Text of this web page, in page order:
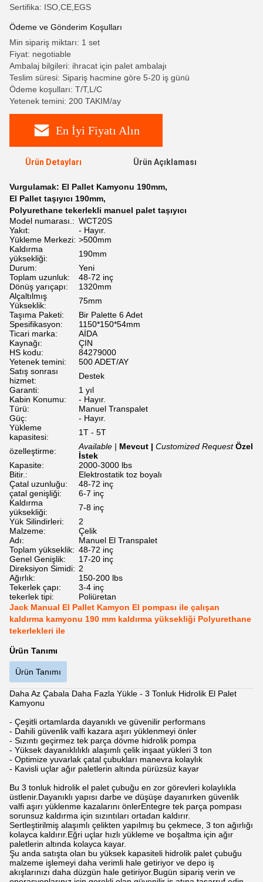
Sertifika: ISO,CE,EGS
Ödeme ve Gönderim Koşulları
Min sipariş miktarı: 1 set
Fiyat: negotiable
Ambalaj bilgileri: ihracat için palet ambalajı
Teslim süresi: Sipariş hacmine göre 5-20 iş günü
Ödeme koşulları: T/T,L/C
Yetenek temini: 200 TAKIM/ay
En İyi Fiyatı Alın
Ürün Detayları Ürün Açıklaması
Vurgulamak: El Pallet Kamyonu 190mm,
El Pallet taşıyıcı 190mm,
Polyurethane tekerlekli manuel palet taşıyıcı
Model numarası.: WCT20S
Yakıt:
- Hayır.
Yükleme Merkezi: >500mm
Kaldırma
yüksekliği:
190mm
Durum:
Yeni
Toplam uzunluk:
48-72 inç
Dönüş yarıçapı:
1320mm
Alçaltılmış
Yükseklik:
75mm
Taşıma Paketi:
Bir Palette 6 Adet
Spesifikasyon:
1150*150*54mm
Ticari marka:
AİDA
Kaynağı:
ÇIN
HS kodu:
84279000
Yetenek temini:
500 ADET/AY
Satış sonrası
hizmet:
Destek
Garanti:
1 yıl
Kabin Konumu:
- Hayır.
Türü:
Manuel Transpalet
Güç:
- Hayır.
Yükleme
kapasitesi:
1T - 5T
özelleştirme:
Available | Mevcut | Customized Request Özel
İstek
Kapasite:
2000-3000 lbs
Bitir.:
Elektrostatik toz boyalı
Çatal uzunluğu:
48-72 inç
çatal genişliği:
6-7 inç
Kaldırma
yüksekliği:
7-8 inç
Yük Silindirleri:
2
Malzeme:
Çelik
Adı:
Manuel El Transpalet
Toplam yükseklik: 48-72 inç
Genel Genişlik:
17-20 inç
Direksiyon Simidi: 2
Ağırlık:
150-200 lbs
Tekerlek çapı:
3-4 inç
tekerlek tipi:
Poliüretan
Jack Manual El Pallet Kamyon El pompası ile çalışan
kaldırma kamyonu 190 mm kaldırma yüksekliği Polyurethane
tekerlekleri ile
Ürün Tanımı
Ürün Tanımı
Daha Az Çabala Daha Fazla Yükle - 3 Tonluk Hidrolik El Palet
Kamyonu
- Çeşitli ortamlarda dayanıklı ve güvenilir performans
- Dahili güvenlik valfi kazara aşırı yüklenmeyi önler
- Sızıntı geçirmez tek parça dövme hidrolik pompa
- Yüksek dayanıklılıklı alaşımlı çelik inşaat yükleri 3 ton
- Optimize yuvarlak çatal çubukları manevra kolaylık
- Kavisli uçlar ağır paletlerin altında pürüzsüz kayar
Bu 3 tonluk hidrolik el palet çubuğu en zor görevleri kolaylıkla
üstlenir.Dayanıklı yapısı darbe ve düşüşe dayanırken güvenlik
valfi aşırı yüklenme kazalarını önlerEntegre tek parça pompası
sorunsuz kaldırma için sızıntıları ortadan kaldırır.
Sertleştirilmiş alaşımlı çelikten yapılmış bu çekmece, 3 ton ağırlığı
kolayca kaldırır.Eğri uçlar hızlı yükleme ve boşaltma için ağır
paletlerin altında kolayca kayar.
Şu anda satışta olan bu yüksek kapasiteli hidrolik palet çubuğu
malzeme işlemeyi daha verimli hale getiriyor ve depo iş
akışlarınızı daha düzgün hale getiriyor.Bugün sipariş verin ve